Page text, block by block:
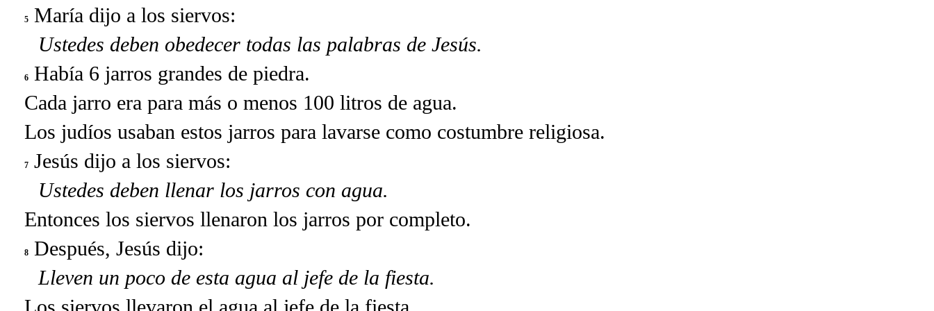
5 María dijo a los siervos:
Ustedes deben obedecer todas las palabras de Jesús.
6 Había 6 jarros grandes de piedra.
Cada jarro era para más o menos 100 litros de agua.
Los judíos usaban estos jarros para lavarse como costumbre religiosa.
7 Jesús dijo a los siervos:
Ustedes deben llenar los jarros con agua.
Entonces los siervos llenaron los jarros por completo.
8 Después, Jesús dijo:
Lleven un poco de esta agua al jefe de la fiesta.